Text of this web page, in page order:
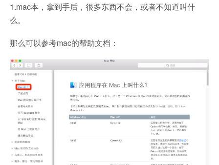
1.mac本，拿到手后，很多东西不会，或者不知道叫什
么。
那么可以参考mac的帮助文档：